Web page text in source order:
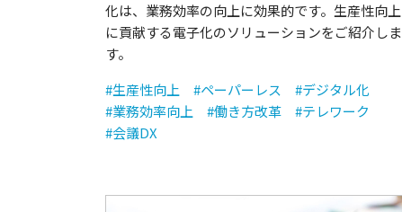
化は、業務効率の向上に効果的です。生産性向上
に貢献する電子化のソリューションをご紹介しま
す。
#生産性向上
#ペーパーレス
#デジタル化
#業務効率向上
#働き方改革
#テレワーク
#会議DX